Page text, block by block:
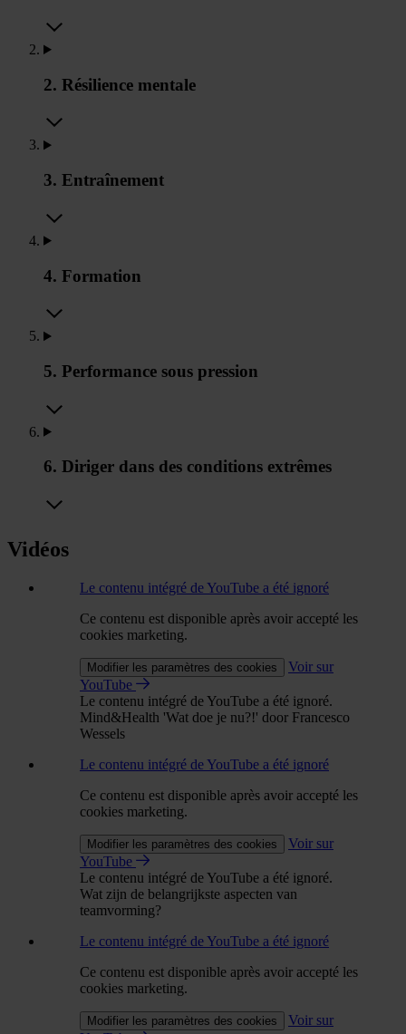
2. Résilience mentale
3. Entraînement
4. Formation
5. Performance sous pression
6. Diriger dans des conditions extrêmes
Vidéos
Le contenu intégré de YouTube a été ignoré
Ce contenu est disponible après avoir accepté les
cookies marketing.
Modifier les paramètres des cookies
Voir sur
YouTube
Le contenu intégré de YouTube a été ignoré.
Mind&Health 'Wat doe je nu?!' door Francesco
Wessels
Le contenu intégré de YouTube a été ignoré
Ce contenu est disponible après avoir accepté les
cookies marketing.
Modifier les paramètres des cookies
Voir sur
YouTube
Le contenu intégré de YouTube a été ignoré.
Wat zijn de belangrijkste aspecten van
teamvorming?
Le contenu intégré de YouTube a été ignoré
Ce contenu est disponible après avoir accepté les
cookies marketing.
Modifier les paramètres des cookies
Voir sur